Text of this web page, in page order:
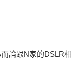
論跟N家的DSLR相